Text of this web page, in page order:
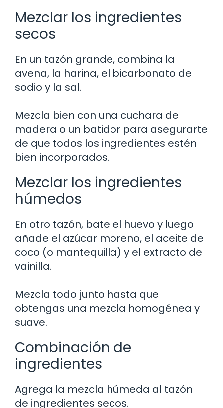
Mezclar los ingredientes
secos
En un tazón grande, combina la
avena, la harina, el bicarbonato de
sodio y la sal.
Mezcla bien con una cuchara de
madera o un batidor para asegurarte
de que todos los ingredientes estén
bien incorporados.
Mezclar los ingredientes
húmedos
En otro tazón, bate el huevo y luego
añade el azúcar moreno, el aceite de
coco (o mantequilla) y el extracto de
vainilla.
Mezcla todo junto hasta que
obtengas una mezcla homogénea y
suave.
Combinación de
ingredientes
Agrega la mezcla húmeda al tazón
de ingredientes secos.